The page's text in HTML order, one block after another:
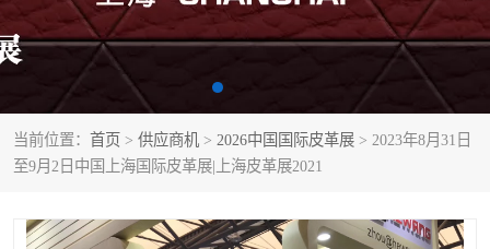
当前位置： 首页 > 供应商机 > 2026中国国际皮革展 > 2023年8月31日
至9月2日中国上海国际皮革展|上海皮革展2021